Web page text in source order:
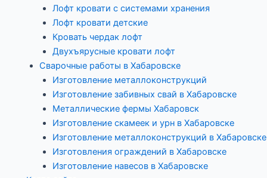
Лофт кровати с системами хранения
Лофт кровати детские
Кровать чердак лофт
Двухъярусные кровати лофт
Сварочные работы в Хабаровске
Изготовление металлоконструкций
Изготовление забивных свай в Хабаровске
Металлические фермы Хабаровск
Изготовление скамеек и урн в Хабаровске
Изготовление металлоконструкций в Хабаровске
Изготовления ограждений в Хабаровске
Изготовление навесов в Хабаровске